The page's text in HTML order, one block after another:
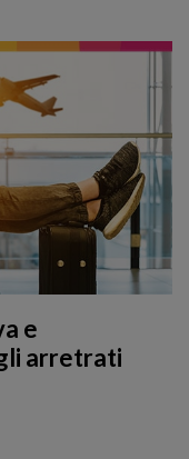
e
arretrati